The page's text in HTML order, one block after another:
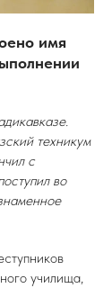
имя
техникум
с
во
училища,